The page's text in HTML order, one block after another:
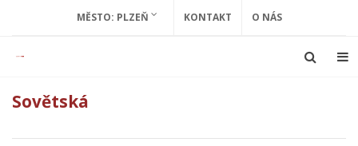
MĚSTO: PLZEŇ KONTAKT O NÁS
Sovětská